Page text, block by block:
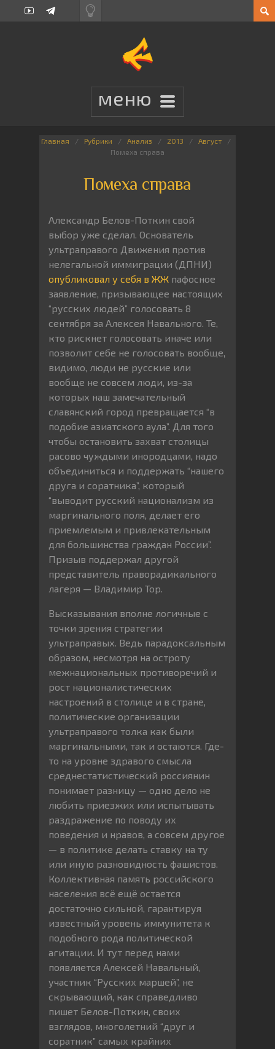
Главная Рубрики Анализ 2013
Август
Помеха справа
Помеха справа
Александр Белов-Поткин свой
выбор уже сделал. Основатель
ультраправого Движения против
нелегальной иммиграции (ДПНИ)
опубликовал у себя в ЖЖ пафосное
заявление, призывающее настоящих
“русских людей” голосовать 8
сентября за Алексея Навального. Те,
кто рискнет голосовать иначе или
позволит себе не голосовать вообще,
видимо, люди не русские или
вообще не совсем люди, из-за
которых наш замечательный
славянский город превращается “в
подобие азиатского аула”. Для того
чтобы остановить захват столицы
расово чуждыми инородцами, надо
объединиться и поддержать “нашего
друга и соратника”, который
“выводит русский национализм из
маргинального поля, делает его
приемлемым и привлекательным
для большинства граждан России”.
Призыв поддержал другой
представитель праворадикального
лагеря — Владимир Тор.
Высказывания вполне логичные с
точки зрения стратегии
ультраправых. Ведь парадоксальным
образом, несмотря на остроту
межнациональных противоречий и
рост националистических
настроений в столице и в стране,
политические организации
ультраправого толка как были
маргинальными, так и остаются. Где-
то на уровне здравого смысла
среднестатистический россиянин
понимает разницу — одно дело не
любить приезжих или испытывать
раздражение по поводу их
поведения и нравов, а совсем другое
— в политике делать ставку на ту
или иную разновидность фашистов.
Коллективная память российского
населения всё ещё остается
достаточно сильной, гарантируя
известный уровень иммунитета к
подобного рода политической
агитации. И тут перед нами
появляется Алексей Навальный,
участник “Русских маршей”, не
скрывающий, как справедливо
пишет Белов-Поткин, своих
взглядов, многолетний “друг и
соратник” самых крайних